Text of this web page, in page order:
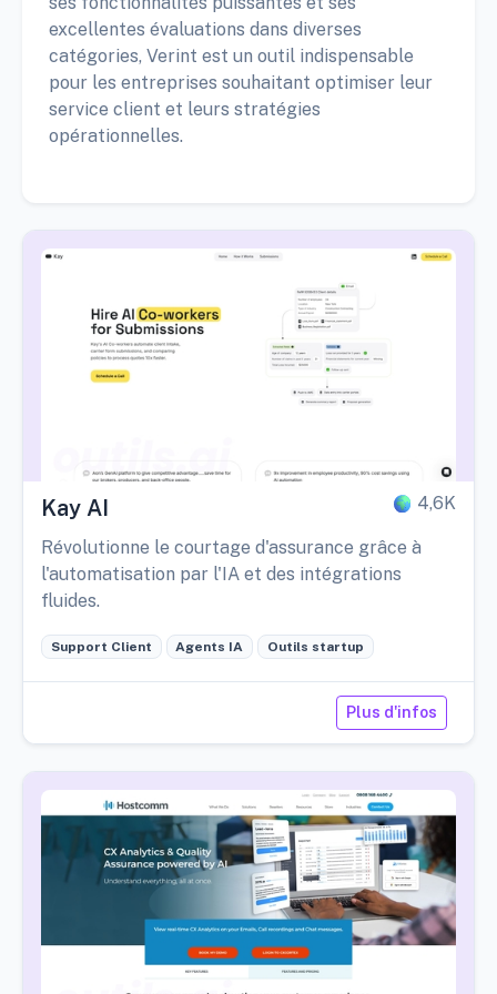
excellentes évaluations dans diverses
catégories, Verint est un outil indispensable
pour les entreprises souhaitant optimiser leur
service client et leurs stratégies
opérationnelles.
Kay AI 4,6K
Révolutionne le courtage d'assurance grâce à
l'automatisation par l'IA et des intégrations
fluides.
Support Client Agents IA Outils startup
Plus d'infos